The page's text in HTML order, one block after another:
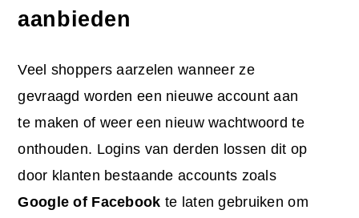
aanbieden
Veel shoppers aarzelen wanneer ze
gevraagd worden een nieuwe account aan
te maken of weer een nieuw wachtwoord te
onthouden. Logins van derden lossen dit op
door klanten bestaande accounts zoals
Google of Facebook te laten gebruiken om